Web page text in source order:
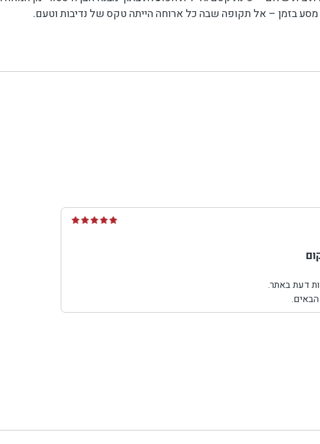
בזמן – אל תקופה שבה כל ארוחה הייתה טקס של נדיבות וטעם.
שמספרות את סיפורו של הבית, והאווירה משלבת חמימות ביתית עם
וטרייה במסעדת הבית – שולחן עמוס גבינות, מאפים חמים, ירקות
להזכיר את העוגות של מרים – עוגות אפויות במקום, נימוחות, מתוקות
ממסעדה – זהו מפגש בין טעם, היסטוריה ואירוח של אמת, כזה שנשאר
דעת באתר.